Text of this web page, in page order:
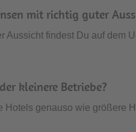
mit richtig guter
Aussicht findest Du auf dem
kleinere Betriebe?
Hotels genauso wie größere